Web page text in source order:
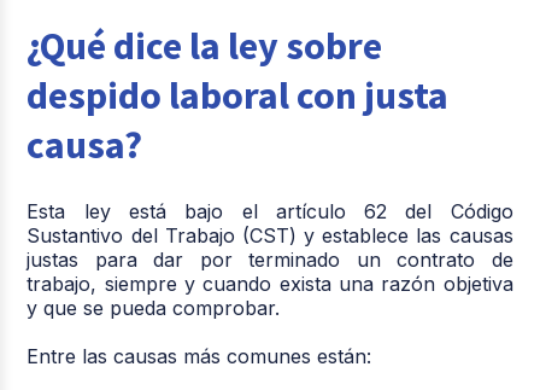
¿Qué dice la ley sobre
despido laboral con justa
causa?
Esta ley está bajo el artículo 62 del Código
Sustantivo del Trabajo (CST) y establece las causas
justas para dar por terminado un contrato de
trabajo, siempre y cuando exista una razón objetiva
y que se pueda comprobar.
Entre las causas más comunes están: